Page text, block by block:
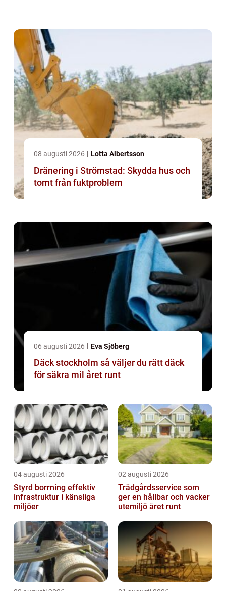
08 augusti 2026 Lotta Albertsson
Dränering i Strömstad: Skydda hus och
tomt från fuktproblem
06 augusti 2026 Eva Sjöberg
Däck stockholm så väljer du rätt däck
för säkra mil året runt
04 augusti 2026
Styrd borrning effektiv
infrastruktur i känsliga
miljöer
02 augusti 2026
Trädgårdsservice som
ger en hållbar och vacker
utemiljö året runt